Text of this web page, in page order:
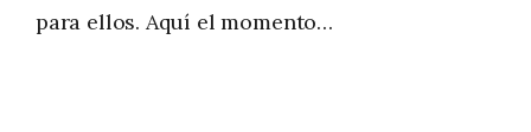
para ellos. Aquí el momento…